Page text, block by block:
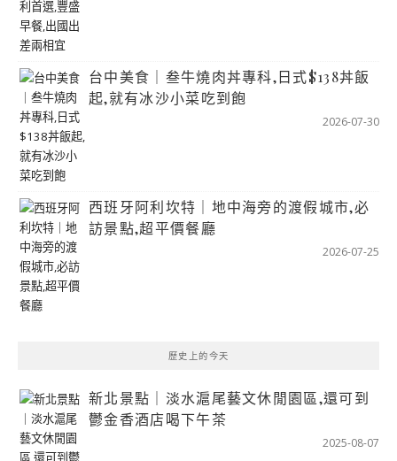
台中美食｜叁牛燒肉丼專科,日式$138丼飯
起,就有冰沙小菜吃到飽
2026-07-30
西班牙阿利坎特｜地中海旁的渡假城市,必
訪景點,超平價餐廳
2026-07-25
歷史上的今天
新北景點｜淡水滬尾藝文休閒園區,還可到
鬱金香酒店喝下午茶
2025-08-07